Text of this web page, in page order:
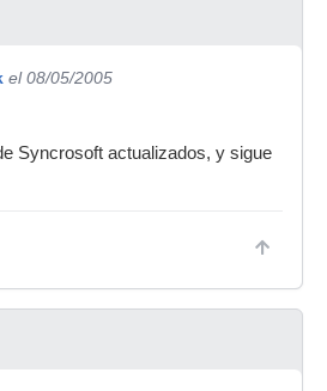
el 08/05/2005
Syncrosoft actualizados, y sigue